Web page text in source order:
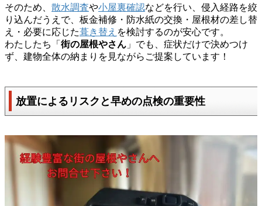
そのため、 散水調査や小屋裏確認などを行い、侵入経路を絞
り込んだうえで、板金補修・防水紙の交換・屋根材の差し替
え・必要に応じた葺き替え を検討するのが安心です。
わたしたち「 街の屋根やさん 」でも、症状だけで決めつけ
ず、建物全体の納まりを見ながらご提案しています！
放置によるリスクと早めの点検の重要性